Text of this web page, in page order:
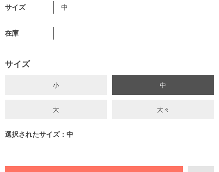
サイズ 中
在庫
サイズ
小 中
大 大々
選択されたサイズ：中